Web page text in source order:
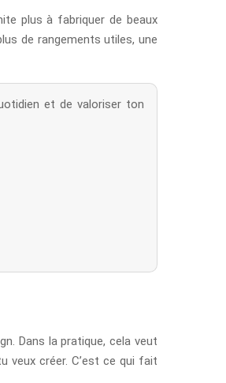
plus à fabriquer de beaux
de rangements utiles, une
et de valoriser ton
Dans la pratique, cela veut
veux créer. C’est ce qui fait